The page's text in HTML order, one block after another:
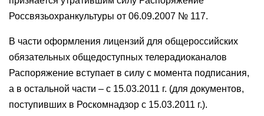
Россвязьохранкультуры от 06.09.2007 № 117.
В части оформления лицензий для общероссийских
обязательных общедоступных телерадиоканалов
Распоряжение вступает в силу с момента подписания,
а в остальной части – с 15.03.2011 г. (для документов,
поступивших в Роскомнадзор с 15.03.2011 г.).